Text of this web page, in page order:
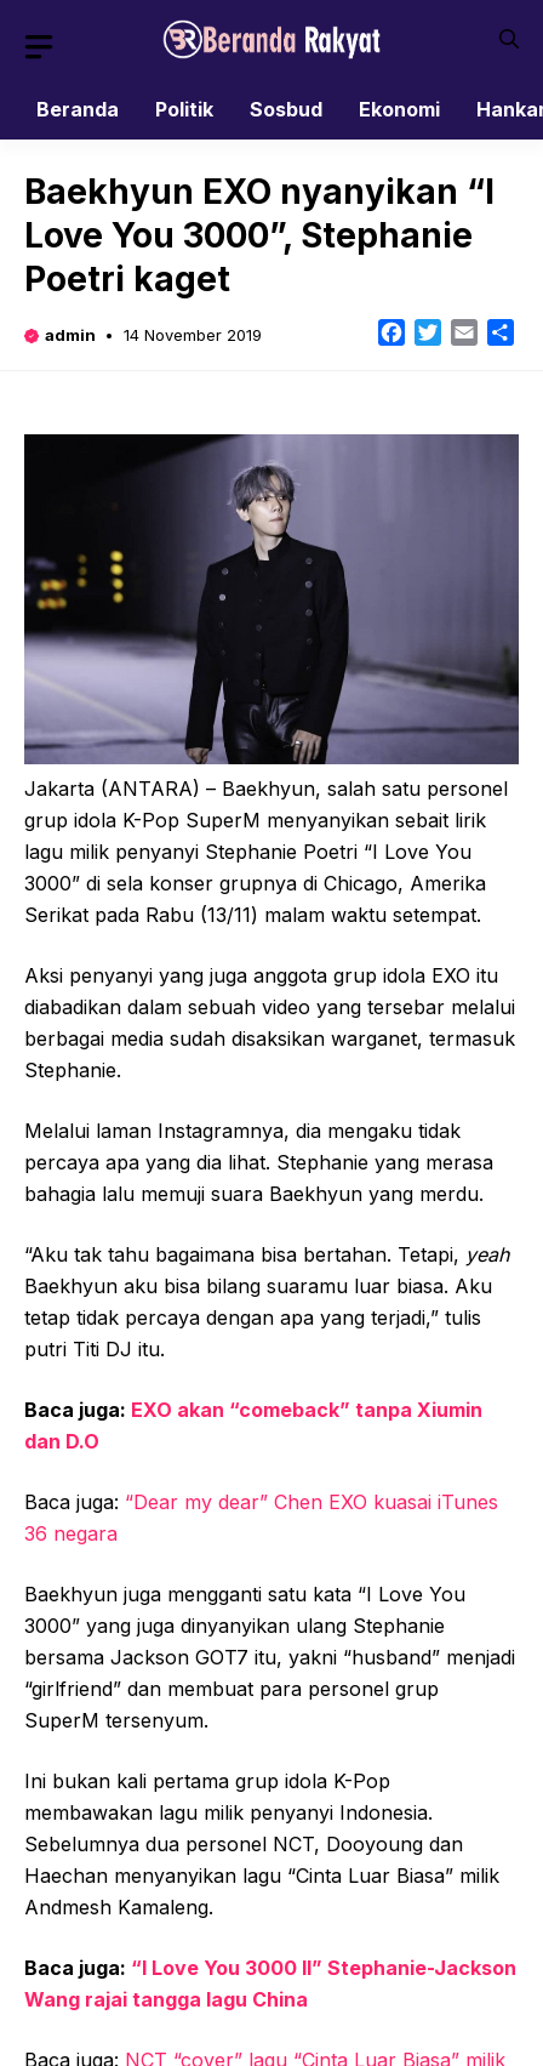
Beranda
Politik Sosbud Ekonomi
Baekhyun EXO nyanyikan “I
Love You 3000”, Stephanie
Poetri kaget
admin 14 November 2019 Facebook
TwitterEmail
Jakarta (ANTARA) – Baekhyun, salah satu personel
grup idola K-Pop SuperM menyanyikan sebait lirik
lagu milik penyanyi Stephanie Poetri “I Love You
3000” di sela konser grupnya di Chicago, Amerika
Serikat pada Rabu (13/11) malam waktu setempat.
Aksi penyanyi yang juga anggota grup idola EXO itu
diabadikan dalam sebuah video yang tersebar melalui
berbagai media sudah disaksikan warganet, termasuk
Stephanie.
Melalui laman Instagramnya, dia mengaku tidak
percaya apa yang dia lihat. Stephanie yang merasa
bahagia lalu memuji suara Baekhyun yang merdu.
“Aku tak tahu bagaimana bisa bertahan. Tetapi, yeah
Baekhyun aku bisa bilang suaramu luar biasa. Aku
tetap tidak percaya dengan apa yang terjadi,” tulis
putri Titi DJ itu.
Baca juga: EXO akan “comeback” tanpa Xiumin
dan D.O
Baca juga: “Dear my dear” Chen EXO kuasai iTunes
36 negara
Baekhyun juga mengganti satu kata “I Love You
3000” yang juga dinyanyikan ulang Stephanie
bersama Jackson GOT7 itu, yakni “husband” menjadi
“girlfriend” dan membuat para personel grup
SuperM tersenyum.
Ini bukan kali pertama grup idola K-Pop
membawakan lagu milik penyanyi Indonesia.
Sebelumnya dua personel NCT, Dooyoung dan
Haechan menyanyikan lagu “Cinta Luar Biasa” milik
Andmesh Kamaleng.
Baca juga: “I Love You 3000 II” Stephanie-Jackson
Wang rajai tangga lagu China
Baca juga: NCT “cover” lagu “Cinta Luar Biasa” milik